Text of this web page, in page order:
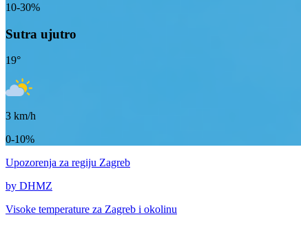
10-30%
Sutra ujutro
19°
3 km/h
0-10%
Upozorenja za regiju Zagreb
by DHMZ
Visoke temperature za Zagreb i okolinu